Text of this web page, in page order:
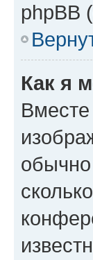
phpBB
Как я
Вместе
обычно